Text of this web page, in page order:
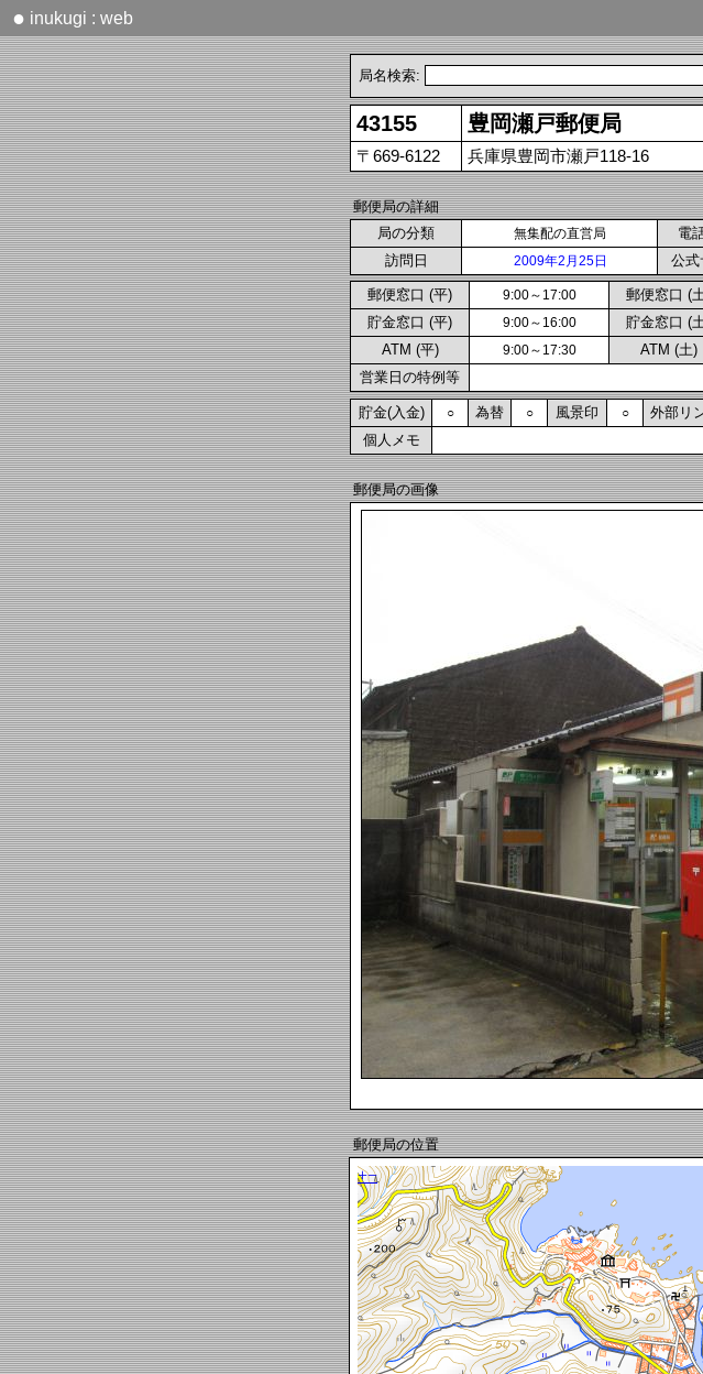
● inukugi : web
局名検索:
43155 豊岡瀬戸郵便局
〒669-6122 兵庫県豊岡市瀬戸118-16
郵便局の詳細
局の分類
無集配の直営局 電
訪問日 2009年2月25日 公式
郵便窓口 (平) 9:00～17:00 郵便窓口 (
貯金窓口 (平) 9:00～16:00 貯金窓口 (
ATM (平) 9:00～17:30 ATM (土)
営業日の特例等
貯金(入金) ○ 為替 ○ 風景印 ○ 外部リ
個人メモ
郵便局の画像
郵便局の位置